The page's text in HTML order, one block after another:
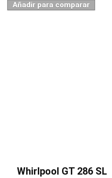
Añadir para comparar
Whirlpool GT 286 SL